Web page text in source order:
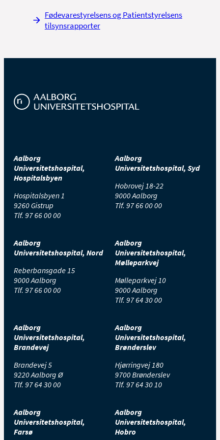
Fødevarestyrelsens og Patientstyrelsens
tilsynsrapporter
Aalborg
Universitetshospital,
Hospitalsbyen
Hospitalsbyen 1
9260 Gistrup
Tlf. 97 66 00 00
Aalborg
Universitetshospital, Syd
Hobrovej 18-22
9000 Aalborg
Tlf. 97 66 00 00
Aalborg
Universitetshospital, Nord
Reberbansgade 15
9000 Aalborg
Tlf. 97 66 00 00
Aalborg
Universitetshospital,
Mølleparkvej
Mølleparkvej 10
9000 Aalborg
Tlf. 97 64 30 00
Aalborg
Universitetshospital,
Brandevej
Brandevej 5
9220 Aalborg Ø
Tlf. 97 64 30 00
Aalborg
Universitetshospital,
Brønderslev
Hjørringvej 180
9700 Brønderslev
Tlf. 97 64 30 10
Aalborg
Universitetshospital,
Farsø
Aalborg
Universitetshospital,
Hobro